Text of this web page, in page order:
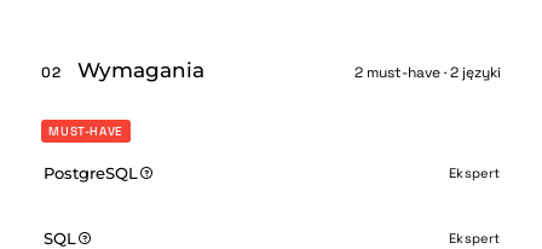
02 Wymagania 2 must-have · 2 języki
MUST-HAVE
PostgreSQL Ekspert
SQL Ekspert